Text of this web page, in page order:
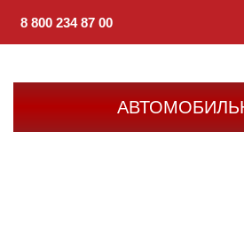
8 800 234 87 00